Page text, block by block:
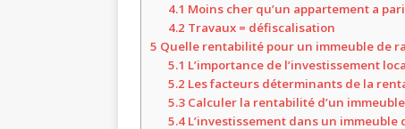
4.1 Moins cher qu’un appartement a
4.2 Travaux = défiscalisation
5 Quelle rentabilité pour un immeuble de
5.1 L’importance de l’investissement
5.2 Les facteurs déterminants de la
5.3Calculer la rentabilité d’un
5.4L’investissement dans un immeuble